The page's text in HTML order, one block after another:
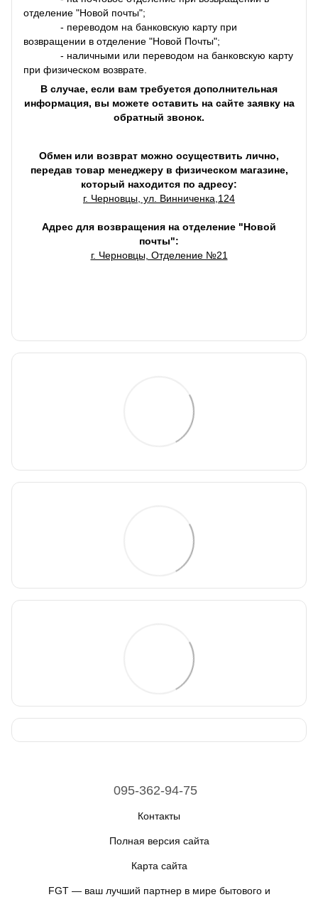
отделение "Новой почты";
- переводом на банковскую карту при
возвращении в отделение "Новой Почты";
- наличными или переводом на банковскую карту
при физическом возврате.
В случае, если вам требуется дополнительная
информация, вы можете оставить на сайте заявку на
обратный звонок.
Обмен или возврат можно осуществить лично,
передав товар менеджеру в физическом магазине,
который находится по адресу:
г. Черновцы, ул. Винниченка,124
Адрес для возвращения на отделение "Новой
почты":
г. Черновцы, Отделение №21
095-362-94-75
Контакты
Полная версия сайта
Карта сайта
FGT — ваш лучший партнер в мире бытового и